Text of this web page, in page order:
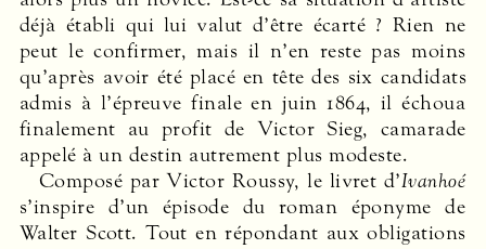
déjà établi qui lui valut d’être écarté ? Rien ne
peut le confirmer, mais il n’en reste pas moins
qu’après avoir été placé en tête des six candidats
admis à l’épreuve finale en juin 1864, il échoua
finalement au profit de Victor Sieg, camarade
appelé à un destin autrement plus modeste.
Composé par Victor Roussy, le livret d’Ivanhoé
s’inspire d’un épisode du roman éponyme de
Walter Scott. Tout en répondant aux obligations